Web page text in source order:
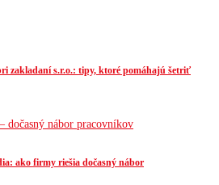
zakladaní s.r.o.: tipy, ktoré pomáhajú šetriť
ako firmy riešia dočasný nábor